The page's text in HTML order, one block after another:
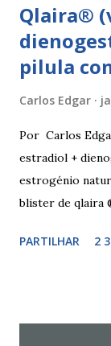
Qlaira®
pilula
Carlos Edgar
Por Carlos
estradiol +
estrogénio
blister de qlaira
comprimidos
estradiol
PARTILHAR 2